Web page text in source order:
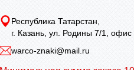
Республика Татарстан,
г. Казань, ул. Родины 7/1, офис
warco-znaki@mail.ru